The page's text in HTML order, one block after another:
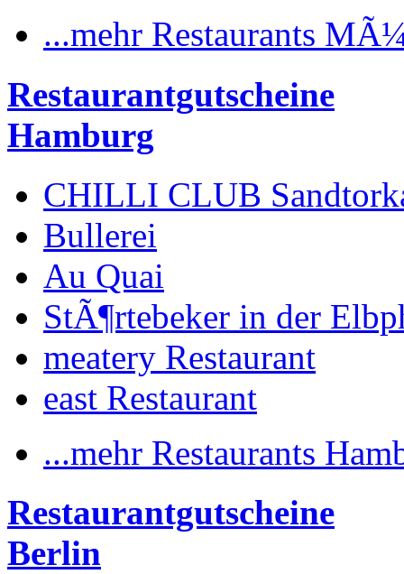
...mehr Restaurants
Restaurantgutscheine
Hamburg
CHILLI CLUB
Bullerei
Au Quai
StÃ¶rtebeker in der
meatery Restaurant
east Restaurant
...mehr Restaurants
Restaurantgutscheine
Berlin